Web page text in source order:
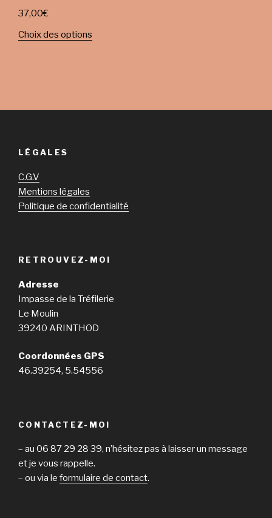
37,00€
Choix des options
LÉGALES
C.G.V
Mentions légales
Politique de confidentialité
RETROUVEZ-MOI
Adresse
Impasse de la Tréfilerie
Le Moulin
39240 ARINTHOD
Coordonnées GPS
46.39254, 5.54556
CONTACTEZ-MOI
– au 06 87 29 28 39, n’hésitez pas à laisser un message
et je vous rappelle.
– ou via le formulaire de contact.